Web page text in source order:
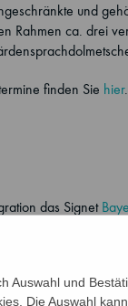
und
Rahmen ca. drei
finden Sie hier.
das Signet
Auswahl und
Die Auswahl kann